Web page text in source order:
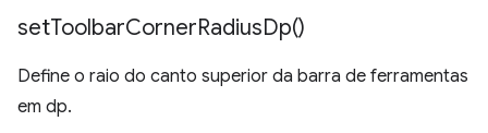
setToolbarCornerRadiusDp()
Define o raio do canto superior da barra de ferramentas
em dp.